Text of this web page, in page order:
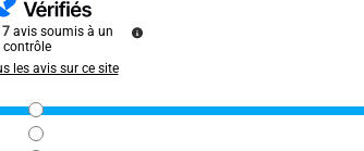
avis soumis à un
contrôle
les avis sur ce site